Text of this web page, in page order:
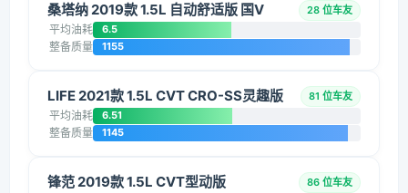
桑塔纳 2019款 1.5L 自动舒适版 国V 28 位车友
平均油耗 6.5
整备质量 1155
LIFE 2021款 1.5L CVT CRO-SS灵趣版 81 位车友
平均油耗 6.51
整备质量 1145
锋范 2019款 1.5L CVT型动版 86 位车友